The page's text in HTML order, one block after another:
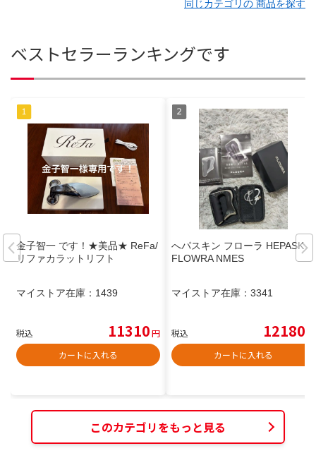
同じカテゴリの 商品を探す
ベストセラーランキングです
金子智一 です！★美品★ ReFa/
リファカラットリフト
マイストア在庫： 1439
税込 11310円
カートに入れる
へパスキン フローラ HEPASKIN
FLOWRA NMES
マイストア在庫： 3341
税込 12180
カートに入れる
このカテゴリをもっと見る